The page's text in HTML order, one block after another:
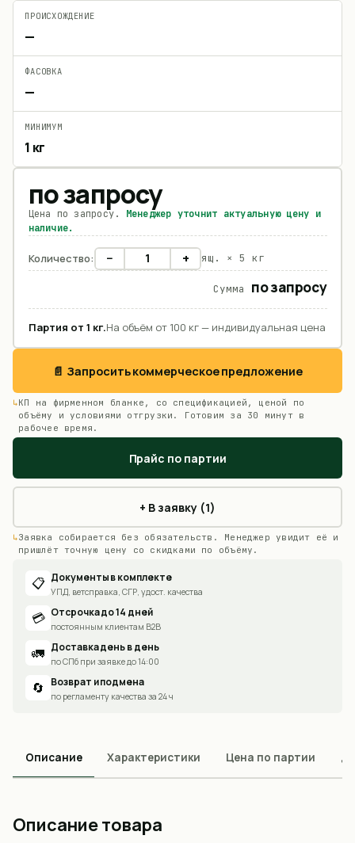
ПРОИСХОЖДЕНИЕ
—
ФАСОВКА
—
МИНИМУМ
1 кг
по запросу
Цена по запросу. Менеджер уточнит актуальную цену и
наличие.
Количество: − + ящ. × 5 кг
Сумма по запросу
Партия от 1 кг.На объём от 100 кг — индивидуальная цена
📄 Запросить коммерческое предложение
КП на фирменном бланке, со спецификацией, ценой по
объёму и условиями отгрузки. Готовим за 30 минут в
рабочее время.
Прайс по партии
+ В заявку (1)
Заявка собирается без обязательств. Менеджер увидит её и
пришлёт точную цену со скидками по объёму.
📋 Документы в комплекте
УПД, ветсправка, СГР, удост. качества
💳 Отсрочка до 14 дней
постоянным клиентам B2B
🚛 Доставка день в день
по СПб при заявке до 14:00
🔄 Возврат и подмена
по регламенту качества за 24 ч
Описание Характеристики Цена по партии
Описание товара